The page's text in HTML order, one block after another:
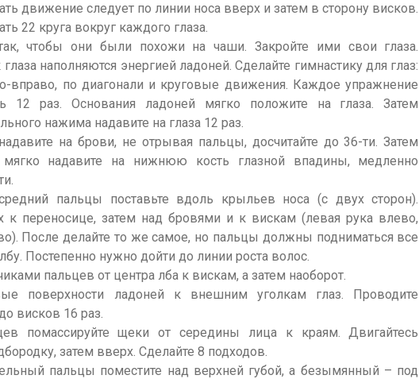
движение следует по линии носа вверх и затем в сторону висков.
22 круга вокруг каждого глаза.
чтобы они были похожи на чаши. Закройте ими свои глаза.
глаза наполняются энергией ладоней. Сделайте гимнастику для глаз:
вправо, по диагонали и круговые движения. Каждое упражнение
12 раз. Основания ладоней мягко положите на глаза. Затем
нажима надавите на глаза 12 раз.
на брови, не отрывая пальцы, досчитайте до 36-ти. Затем
надавите на нижнюю кость глазной впадины, медленно
пальцы поставьте вдоль крыльев носа (с двух сторон).
к переносице, затем над бровями и к вискам (левая рука влево,
После делайте то же самое, но пальцы должны подниматься все
Постепенно нужно дойти до линии роста волос.
пальцев от центра лба к вискам, а затем наоборот.
поверхности ладоней к внешним уголкам глаз. Проводите
висков 16 раз.
помассируйте щеки от середины лица к краям. Двигайтесь
затем вверх. Сделайте 8 подходов.
пальцы поместите над верхней губой, а безымянный – под